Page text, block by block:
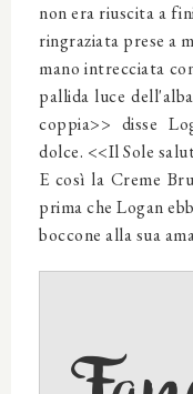
non era riuscita a
ringraziata prese a
mano intrecciata
pallida luce
coppia>> disse
dolce. <<Il Sole
E così la Creme
prima che Logan
boccone alla sua